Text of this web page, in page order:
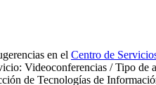
en el Centro de
Videoconferencias / Tipo de
de Tecnologías de